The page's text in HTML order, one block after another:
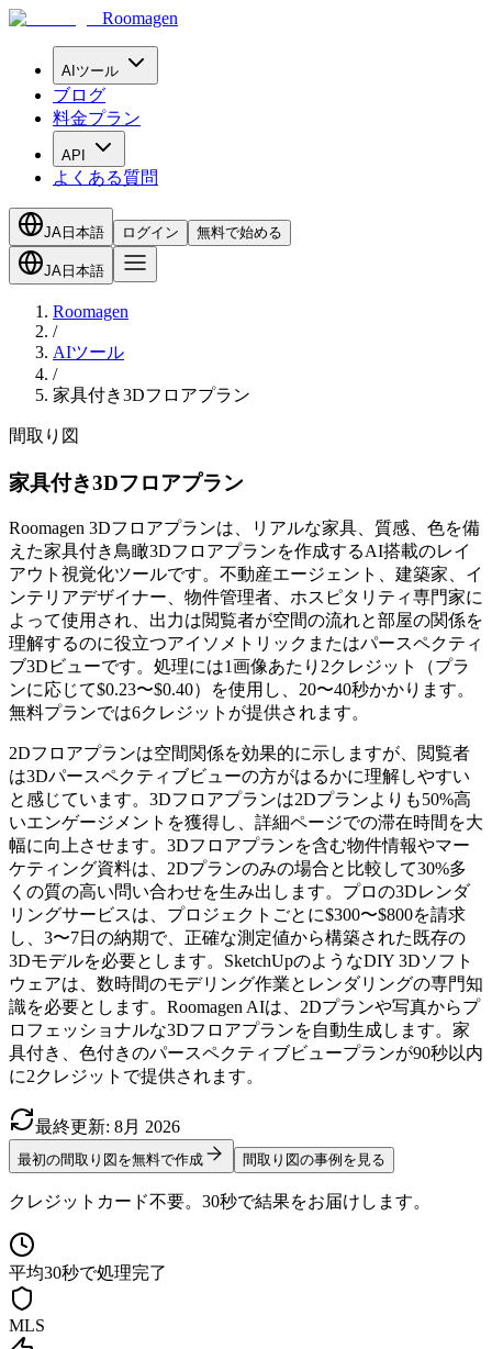
Roomagen
AIツール
ブログ
料金プラン
API
よくある質問
JA 日本語 ログイン 無料で始める
JA 日本語
Roomagen
/
AIツール
/
家具付き3Dフロアプラン
間取り図
家具付き3Dフロアプラン
Roomagen 3Dフロアプランは、リアルな家具、質感、色を備
えた家具付き鳥瞰3Dフロアプランを作成するAI搭載のレイ
アウト視覚化ツールです。不動産エージェント、建築家、イ
ンテリアデザイナー、物件管理者、ホスピタリティ専門家に
よって使用され、出力は閲覧者が空間の流れと部屋の関係を
理解するのに役立つアイソメトリックまたはパースペクティ
ブ3Dビューです。処理には1画像あたり2クレジット（プラ
ンに応じて$0.23〜$0.40）を使用し、20〜40秒かかります。
無料プランでは6クレジットが提供されます。
2Dフロアプランは空間関係を効果的に示しますが、閲覧者
は3Dパースペクティブビューの方がはるかに理解しやすい
と感じています。3Dフロアプランは2Dプランよりも50%高
いエンゲージメントを獲得し、詳細ページでの滞在時間を大
幅に向上させます。3Dフロアプランを含む物件情報やマー
ケティング資料は、2Dプランのみの場合と比較して30%多
くの質の高い問い合わせを生み出します。プロの3Dレンダ
リングサービスは、プロジェクトごとに$300〜$800を請求
し、3〜7日の納期で、正確な測定値から構築された既存の
3Dモデルを必要とします。SketchUpのようなDIY 3Dソフト
ウェアは、数時間のモデリング作業とレンダリングの専門知
識を必要とします。Roomagen AIは、2Dプランや写真からプ
ロフェッショナルな3Dフロアプランを自動生成します。家
具付き、色付きのパースペクティブビュープランが90秒以内
に2クレジットで提供されます。
最終更新: 8月 2026
最初の間取り図を無料で作成 間取り図の事例を見る
クレジットカード不要。30秒で結果をお届けします。
平均30秒で処理完了
MLS